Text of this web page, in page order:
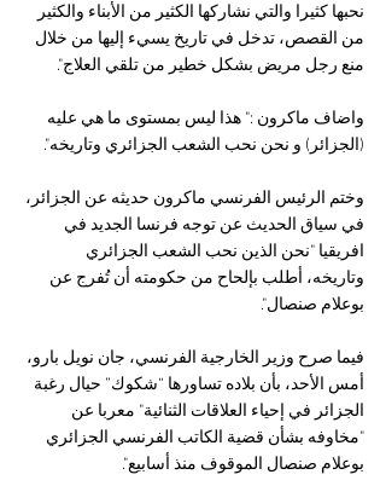
نحبها كثيرا والتي نشاركها الكثير من الأبناء والكثير
من القصص، تدخل في تاريخ يسيء إليها من خلال
منع رجل مريض بشكل خطير من تلقي العلاج".
واضاف ماكرون :" هذا ليس بمستوى ما هي عليه
(الجزائر) و نحن نحب الشعب الجزائري وتاريخه".
وختم الرئيس الفرنسي ماكرون حديثه عن الجزائر،
في سياق الحديث عن توجه فرنسا الجديد في
افريقيا "نحن الذين نحب الشعب الجزائري
وتاريخه، أطلب بإلحاح من حكومته أن تُفرج عن
بوعلام صنصال".
فيما صرح وزير الخارجية الفرنسي، جان نويل بارو،
أمس الأحد، بأن بلاده تساورها “شكوك” حيال رغبة
الجزائر في إحياء العلاقات الثنائية" معربا عن
"مخاوفه بشأن قضية الكاتب الفرنسي الجزائري
بوعلام صنصال الموقوف منذ أسابيع".